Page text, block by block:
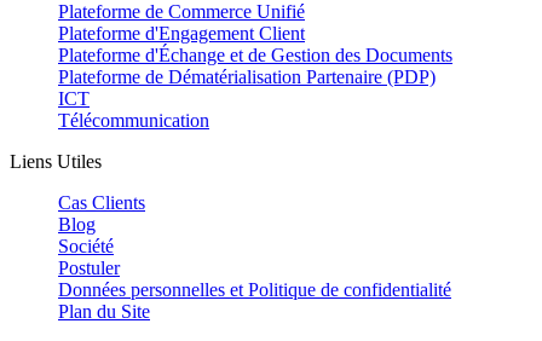
Plateforme de Commerce Unifié
Plateforme d'Engagement Client
Plateforme d'Échange et de Gestion des Documents
Plateforme de Dématérialisation Partenaire (PDP)
ICT
Télécommunication
Liens Utiles
Cas Clients
Blog
Société
Postuler
Données personnelles et Politique de confidentialité
Plan du Site